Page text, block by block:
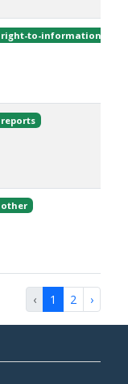
right-to-information
reports
other
‹ 1 2 ›